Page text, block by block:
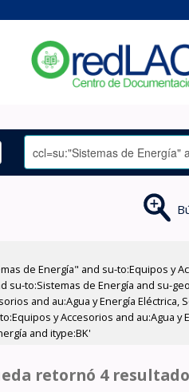
de Energía" and su-to:Equipos y
su-to:Sistemas de Energía and su-
and au:Agua y Energía
y Accesorios and au:Agua
and itype:BK'
retornó 4